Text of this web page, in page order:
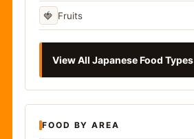
🍓 Fruits
View All Japanese Food Types
FOOD BY AREA